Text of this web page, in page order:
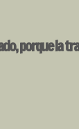
porque la